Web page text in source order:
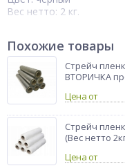
Вес нетто: 2 кг.
добавлением гранул
преимуществом - это
грузов на поддонах-
«удерживающей»силе,
стремления стрейч
упаковочная пленка из
(ПВД), используется
коробок, для обмотки
и т.п. Вес нетто 2,0 кг
Похожие товары
Стрейч
ВТОРИЧКА
Цена от
Стрейч
(Вес нетто
Цена от